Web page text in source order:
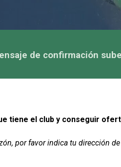
de confirmación